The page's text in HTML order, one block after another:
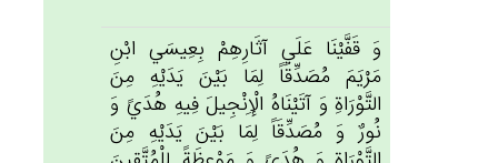
وَ قَفَّيْنَا عَلَي‌ آثَارِهِمْ‌ بِعِيسَي‌ ابْن‌ِ
مَرْيَم‌َ مُصَدِّقَاً لِمَا بَيْن‌َ يَدَيْه‌ِ مِن‌َ
التَّوْرَاة‌ِ وَ آتَيْنَاه‌ُ الْإِنْجِيل‌َ فِيه‌ِ هُدَي‌ً وَ
نُورٌ وَ مُصَدِّقَاً لِمَا بَيْن‌َ يَدَيْه‌ِ مِن‌َ